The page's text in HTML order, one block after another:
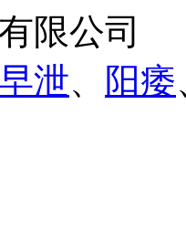
限公司
泄、 阳痿